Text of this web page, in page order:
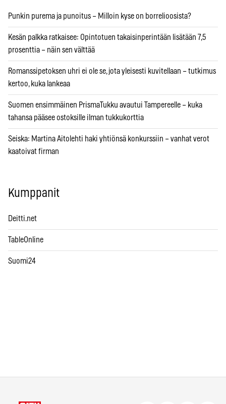
Punkin purema ja punoitus – Milloin kyse on borrelioosista?
Kesän palkka ratkaisee: Opintotuen takaisinperintään lisätään 7,5
prosenttia – näin sen välttää
Romanssipetoksen uhri ei ole se, jota yleisesti kuvitellaan – tutkimus
kertoo, kuka lankeaa
Suomen ensimmäinen PrismaTukku avautui Tampereelle – kuka
tahansa pääsee ostoksille ilman tukkukorttia
Seiska: Martina Aitolehti haki yhtiönsä konkurssiin – vanhat verot
kaatoivat firman
Kumppanit
Deitti.net
TableOnline
Suomi24